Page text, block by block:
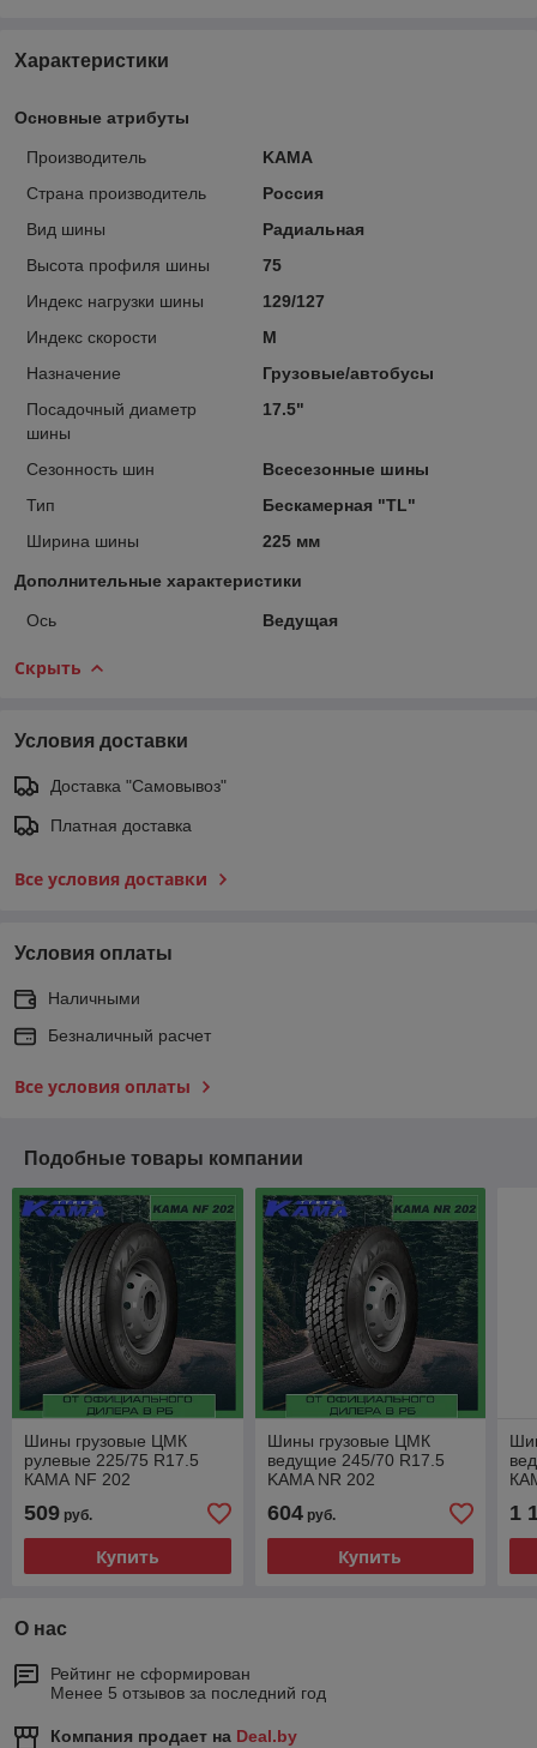
Характеристики
Основные атрибуты
Производитель
KAMA
Страна производитель
Россия
Вид шины
Радиальная
Высота профиля шины
75
Индекс нагрузки шины
129/127
Индекс скорости
M
Назначение
Грузовые/автобусы
Посадочный диаметр
шины
17.5"
Сезонность шин
Всесезонные шины
Тип
Бескамерная "TL"
Ширина шины
225 мм
Дополнительные характеристики
Ось Ведущая
Скрыть
Условия доставки
Доставка "Самовывоз"
Платная доставка
Все условия доставки
Условия оплаты
Наличными
Безналичный расчет
Все условия оплаты
Подобные товары компании
Шины грузовые ЦМК
рулевые 225/75 R17.5
КАМА NF 202
509 руб.
Купить
Шины грузовые ЦМК
ведущие 245/70 R17.5
KAMA NR 202
604руб.
Купить
1
О нас
Рейтинг не сформирован
Менее 5 отзывов за последний год
Компания продает на Deal.by